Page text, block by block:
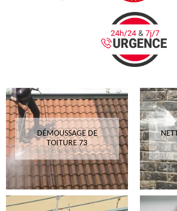
DÉMOUSSAGE DE
TOITURE 73